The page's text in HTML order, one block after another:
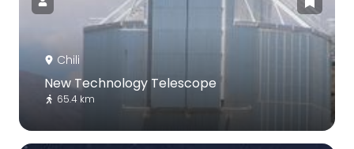
Chili
New Technology Telescope
65.4 km